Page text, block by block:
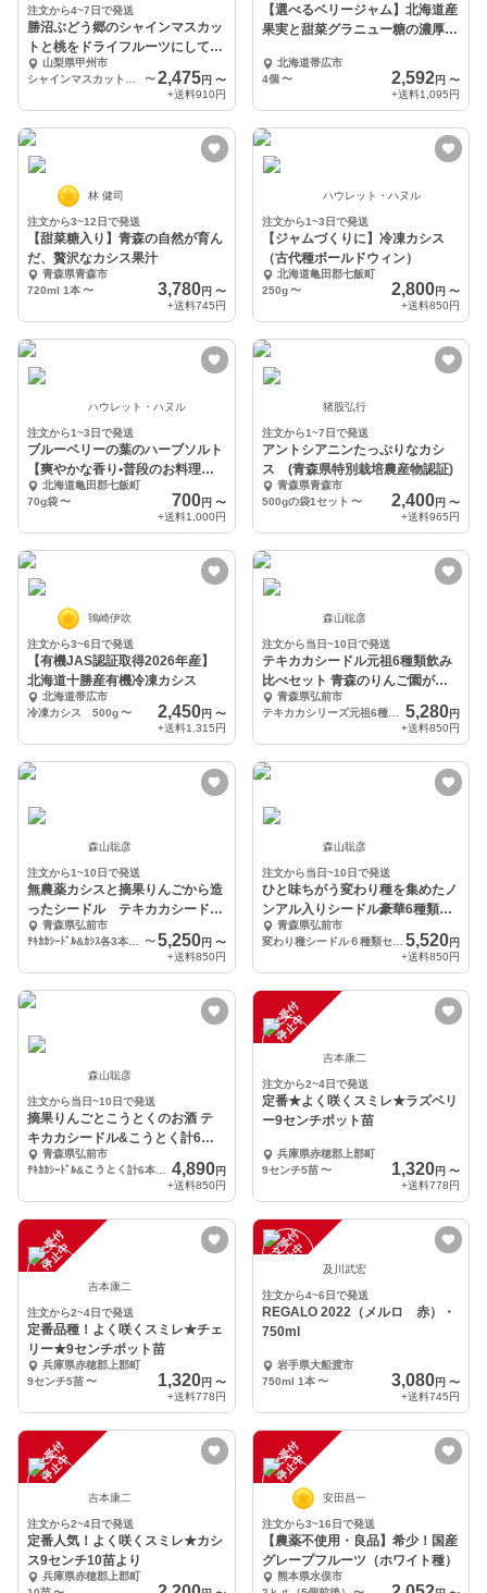
注文から4~7日で発送
勝沼ぶどう郷のシャインマスカッ
トと桃をドライフルーツにして乗
せてたり、食材に入れ
山梨県甲州市
〜 2,475円 〜
+送料910円
【選べるベリージャム】北海道産
果実と甜菜グラニュー糖の濃厚ジ
北海道帯広市
4個 〜 2,592円 〜
+送料1,095円
林 健司
注文から3~12日で発送
【甜菜糖入り】青森の自然が育ん
だ、贅沢なカシス果汁
青森県青森市
720ml 1本〜 3,780円 〜
+送料745円
ハウレット・ハヌル
注文から1~3日で発送
【ジャムづくりに】冷凍カシス
（古代種ボールドウィン）
北海道亀田郡七飯町
250g 〜 2,800円 〜
+送料850円
ハウレット・ハヌル
注文から1~3日で発送
ブルーベリーの葉のハーブソルト
【爽やかな香り•普段のお料理
に】北海道亀田郡七飯町
70g袋〜 700円 〜
+送料1,000円
猪股弘行
注文から1~7日で発送
アントシアニンたっぷりなカシ
ス (青森県特別栽培農産物認証)
青森県青森市
500gの袋1セット 〜 2,400円 〜
+送料965円
鴇崎伊吹
注文から3~6日で発送
【有機JAS認証取得2026年産】
北海道十勝産有機冷凍カシス
北海道帯広市
冷凍カシス 500g〜 2,450円 〜
+送料1,315円
森山聡彦
注文から当日~10日で発送
テキカカシードル元祖6種類飲み
比べセット 青森のりんご園が造
るｸﾗﾌﾄｼｰﾄﾞﾙ
青森県弘前市
テキカカシリーズ元祖6種類セット
5,280円
+送料850円
森山聡彦
注文から1~10日で発送
無農薬カシスと摘果りんごから造
ったシードル テキカカシードル
＆カシス 飲み比べ
青森県弘前市
〜 5,250円 〜
+送料850円
森山聡彦
注文から当日~10日で発送
ひと味ちがう変わり種を集めたノ
ンアル入りシードル豪華6種類飲
み比べセット
青森県弘前市
変わり種シードル６種類セット
5,520円
+送料850円
森山聡彦
注文から当日~10日で発送
摘果りんごとこうとくのお酒 テ
キカカシードル&こうとく計6本
飲み比べセット
青森県弘前市
4,890円
+送料850円
注
文
受
付
停
止
中
吉本康二
注文から2~4日で発送
定番★よく咲くスミレ★ラズベリ
ー9センチポット苗
兵庫県赤穂郡上郡町
9センチ5苗 〜 1,320円 〜
+送料778円
注
文
受
付
停
止
中
吉本康二
注文から2~4日で発送
定番品種！よく咲くスミレ★チェ
リー★9センチポット苗
兵庫県赤穂郡上郡町
9センチ5苗〜 1,320円 〜
+送料778円
注
文
受
付
停
止
中 及川武宏
注文から4~6日で発送
REGALO 2022（メルロ 赤）・
750ml
岩手県大船渡市
750ml 1本 〜 3,080円 〜
+送料745円
注
文
受
付
停
止
中
吉本康二
注文から2~4日で発送
定番人気！よく咲くスミレ★カシ
ス9センチ10苗より
兵庫県赤穂郡上郡町
注
文
受
付
停
止
中
安田昌一
注文から3~16日で発送
【農薬不使用・良品】希少！国産
グレープフルーツ（ホワイト種）
熊本県水俣市